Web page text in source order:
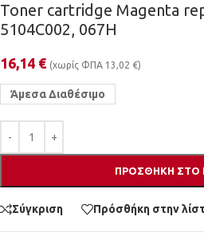
Toner cartridge Magenta
5104C002, 067H
16,14 € (χωρίς ΦΠΑ 13,02 €)
Άμεσα Διαθέσιμο
ΠΡΟΣΘΉΚΗ ΣΤΟ
Σύγκριση Πρόσθήκη στην